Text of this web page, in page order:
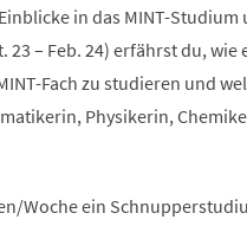
in das MINT-Studium
– Feb. 24) erfährst du, wie
Fach zu studieren und
Physikerin,
Woche ein